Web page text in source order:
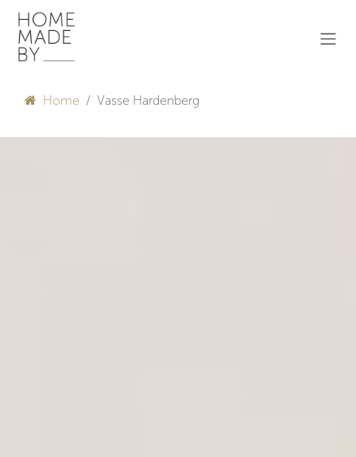
Overslaan naar inhoud
Home Vasse Hardenberg